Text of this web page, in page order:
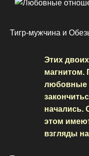
Тигр-мужчина и
Этих
магнитом.
любовные
начались.
этом
взгляды